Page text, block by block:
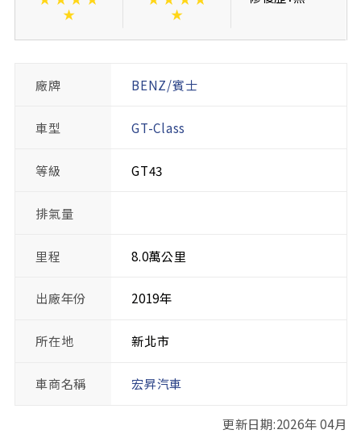
★
★
廠牌 BENZ/賓士
車型 GT-Class
等級 GT43
排氣量
里程 8.0萬公里
出廠年份 2019年
所在地 新北市
車商名稱 宏昇汽車
更新日期:2026年 04月